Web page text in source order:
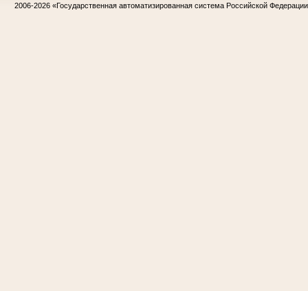
2006-2026 «Государственная автоматизированная система Российской